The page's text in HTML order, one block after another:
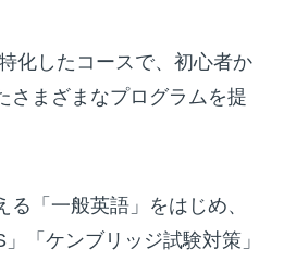
化したコースで、初心者か
さまざまなプログラムを提
「一般英語」をはじめ、
」「ケンブリッジ試験対策」